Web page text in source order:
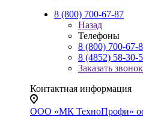
8 (800) 700-67-87
Назад
Телефоны
8 (800) 700-67-
8 (4852) 58-30-
Заказать звонок
Контактная информация
ООО «МК ТехноПрофи»